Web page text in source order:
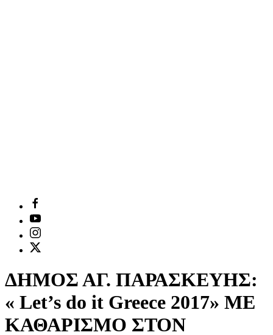
ΔΗΜΟΣ ΑΓ. ΠΑΡΑΣΚΕΥΗΣ:
« Let’s do it Greece 2017» ΜΕ
ΚΑΘΑΡΙΣΜΟ ΣΤΟΝ